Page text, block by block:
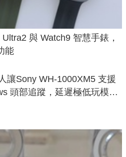
與 Watch9 智慧手錶，
能
讓Sony WH-1000XM5 支援
頭部追蹤，延遲極低玩模擬